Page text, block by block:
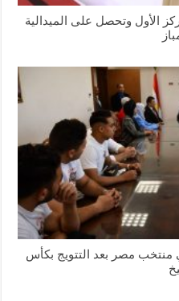
الأول وتحصل على الميدالية
منتخب مصر بعد التتويج بكأس